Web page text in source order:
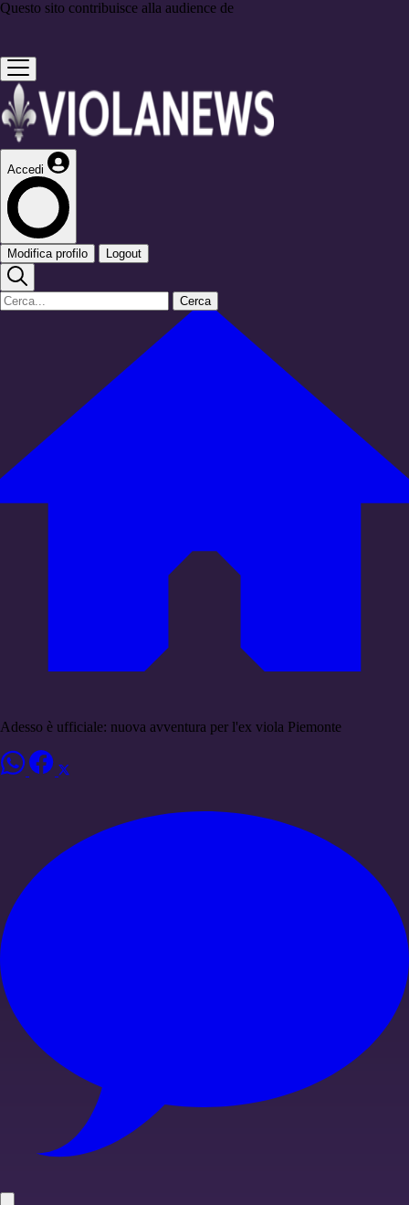
Questo sito contribuisce alla audience de
Accedi
Modifica profilo Logout
Cerca
Adesso è ufficiale: nuova avventura per l'ex viola Piemonte